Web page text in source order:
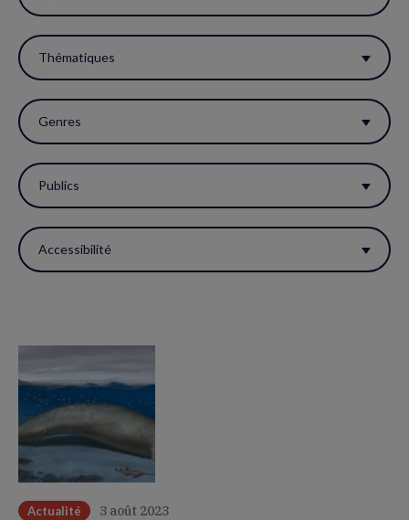
filtres
pour
réactualiser
la
page.
Thématiques
Genres
Publics
Accessibilité
Actualité 3 août 2023